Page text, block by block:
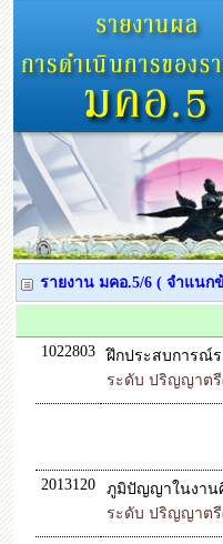
รายงาน มคอ.5/6 ( จำแนก
1022803
ฝึกประสบการณ์ร
ระดับ ปริญญาต
2013120
ภูมิปัญญาในงาน
ระดับ ปริญญาต